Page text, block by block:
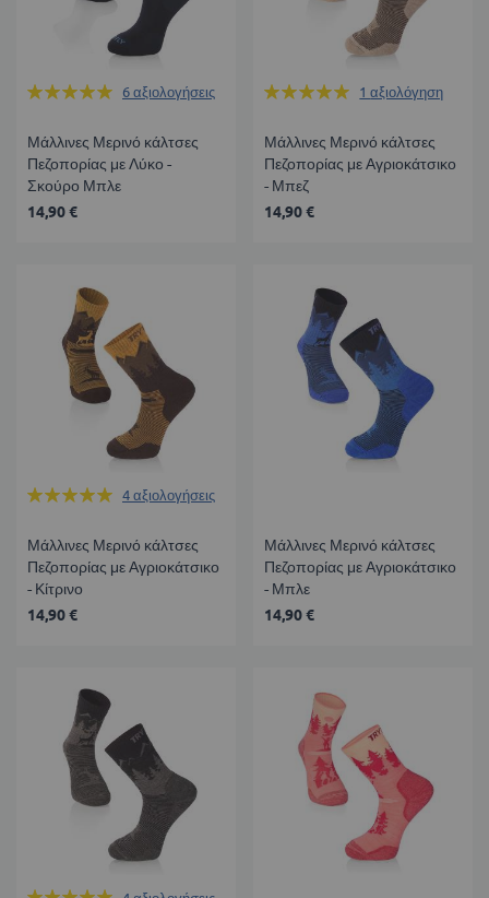
Βαθμολογία:
6 αξιολογήσεις
Μάλλινες Μερινό κάλτσες
Πεζοπορίας με Λύκο -
Σκούρο Μπλε
14,90 €
Βαθμολογία:
1αξιολόγηση
Μάλλινες Μερινό κάλτσες
Πεζοπορίας με Αγριοκάτσικο
- Μπεζ
14,90 €
Βαθμολογία:
4 αξιολογήσεις
Μάλλινες Μερινό κάλτσες
Πεζοπορίας με Αγριοκάτσικο
- Κίτρινο
14,90 €
Μάλλινες Μερινό κάλτσες
Πεζοπορίας με Αγριοκάτσικο
- Μπλε
14,90 €